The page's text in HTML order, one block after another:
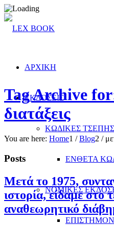
ΑΡΧΙΚΗ
ΕΚΔΟΣΕΙΣ
ΚΩΔΙΚΕΣ ΤΣΕΠΗΣ
ΕΝΘΕΤΑ
ΝΟΜΙΚΕΣ
Tag Archive
διατάξεις
You are here: Home1 / Blog2 /
Posts
Mετά το 1975,
ιστορία, είδαµε στο
αναθεωρητικό